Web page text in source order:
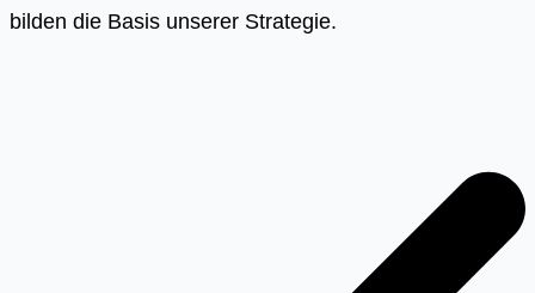
bilden die Basis unserer Strategie.